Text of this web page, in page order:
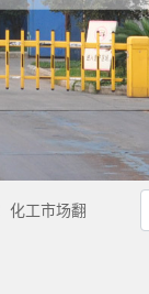
化工市场翻